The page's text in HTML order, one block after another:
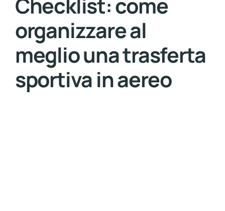
organizzare al
meglio una trasferta
sportiva in aereo